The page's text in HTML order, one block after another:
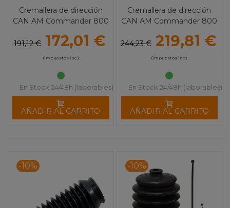
Cremallera de dirección
CAN AM Commander 800
191,12 € 172,01 €
(impuestos inc.)
En Stock 24/48h (laborables)
AÑADIR AL CARRITO
Cremallera de dirección
CAN AM Commander 800
244,23 € 219,81 €
(impuestos inc.)
En Stock 24/48h (laborables)
AÑADIR AL CARRITO
-10% -10%